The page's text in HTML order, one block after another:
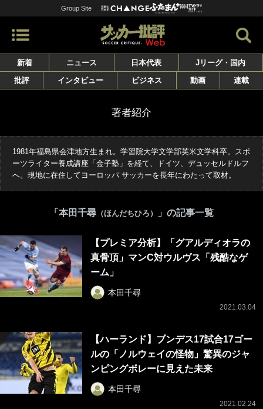
Group Site
新着 ニュース 日本代表
Jリーグ・国内
批評
インタビュー ビジネス 動画 連載
著者紹介
1981年福島県会津地方生まれ。学習院大学文学部英米文学科卒。スポ
ーツライター養成講座「金子塾」を経て、ドイツ、デュッセルドルフ
へ。現地に在住してヨーロッパ サッカーを長年にわたって取材。
「本田千尋 （ほんだちひろ） 」の記事一覧
【プレミア分析】「グアルディオラの
真骨頂」マンC対ウルヴス「残酷なゲ
ーム」
本田千尋
2021.03.04
【ハーランド】ブンデス17試合17ゴー
ルの「ノルウェイの怪物」驚異のジャ
ンピングボレーに見えた未来
本田千尋
2021.02.24